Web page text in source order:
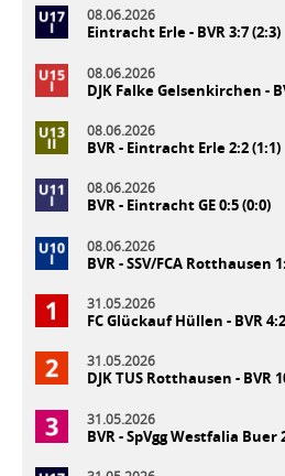
08.06.2026
Eintracht Erle - BVR 3:7 (2:3)
08.06.2026
DJK Falke Gelsenkirchen -
08.06.2026
BVR - Eintracht Erle 2:2 (1:1)
08.06.2026
BVR - Eintracht GE 0:5 (0:0)
08.06.2026
BVR - SSV/FCA Rotthausen
31.05.2026
FC Glückauf Hüllen - BVR
31.05.2026
DJK TUS Rotthausen - BVR
31.05.2026
BVR - SpVgg Westfalia Buer